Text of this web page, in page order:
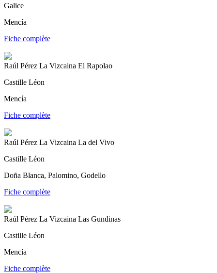
Galice
Mencía
Fiche complète
Raúl Pérez La Vizcaina El Rapolao
Castille Léon
Mencía
Fiche complète
Raúl Pérez La Vizcaina La del Vivo
Castille Léon
Doña Blanca, Palomino, Godello
Fiche complète
Raúl Pérez La Vizcaina Las Gundinas
Castille Léon
Mencía
Fiche complète